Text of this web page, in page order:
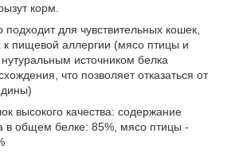
корм.
для чувствительных кошек,
к пищевой аллергии (мясо птицы и
источником белка
что позволяет отказаться от
высокого качества: содержание
в общем белке: 85%, мясо птицы -